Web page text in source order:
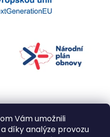
Vám umožnili
díky analýze provozu